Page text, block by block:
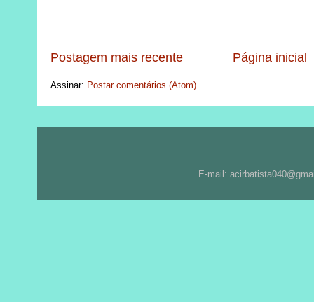
Postagem mais recente Página inicial
Assinar: Postar comentários (Atom)
E-mail: